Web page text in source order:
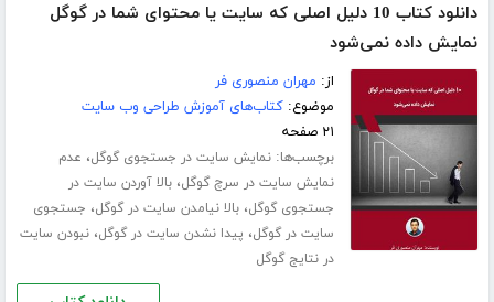
دانلود کتاب 10 دلیل اصلی که سایت یا محتوای شما در گوگل
نمایش داده نمی‌شود
از: مهران منصوری فر
موضوع:کتاب‌های آموزش طراحی وب سایت
۲۱ صفحه
برچسب‌ها:نمایش سایت در جستجوی گوگل، عدم
نمایش سایت در سرچ گوگل،بالا آوردن سایت در
جستجوی گوگل،بالا نیامدن سایت در گوگل، جستجوی
سایت در گوگل، پیدا نشدن سایت در گوگل،نبودن سایت
در نتایج گوگل